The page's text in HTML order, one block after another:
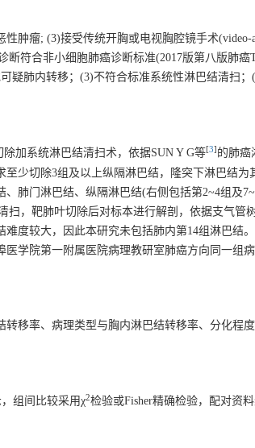
肿瘤; (3)接受传统开胸或电视胸腔镜手术(video-
断符合非小细胞肺癌诊断标准(2017版第八版肺癌
肺内转移；(3)不符合标准系统性淋巴结清扫；
加系统淋巴结清扫术，依据SUN Y G等[3] 的肺癌
少切除3组及以上纵隔淋巴结，隆突下淋巴结为
肺门淋巴结、纵隔淋巴结(右侧包括第2~4组及
扫，靶肺叶切除后对标本进行解剖，依据支气管
度较大，因此本研究未包括肺内第14组淋巴结
学院第一附属医院病理教研室肺癌方向同一组
移率、病理类型与胸内淋巴结转移率、分化程
组间比较采用χ2检验或Fisher精确检验，配对资